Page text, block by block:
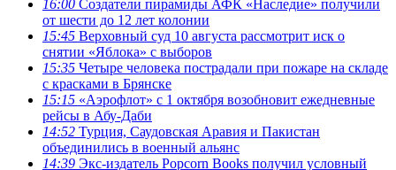
16:00 Создатели пирамиды АФК «Наследие» получили
от шести до 12 лет колонии
15:45 Верховный суд 10 августа рассмотрит иск о
снятии «Яблока» с выборов
15:35 Четыре человека пострадали при пожаре на складе
с красками в Брянске
15:15 «Аэрофлот» с 1 октября возобновит ежедневные
рейсы в Абу-Даби
14:52 Турция, Саудовская Аравия и Пакистан
объединились в военный альянс
14:39 Экс-издатель Popcorn Books получил условный